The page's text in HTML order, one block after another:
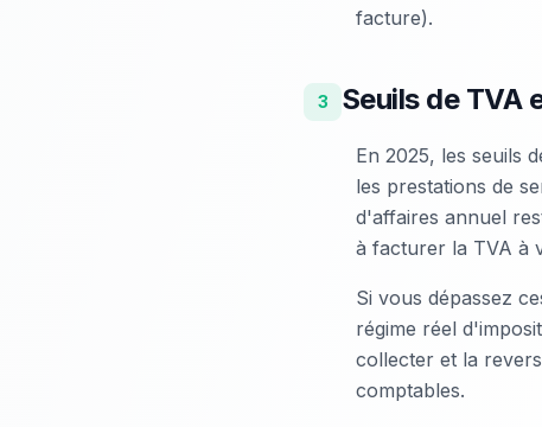
facture).
3 Seuils de TVA
En 2025, les seuils
les prestations de
d'affaires annuel
à facturer la TVA à
Si vous dépassez
régime réel
collecter et la
comptables.